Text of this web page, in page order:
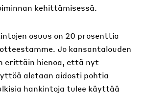
kehittämisessä.
osuus on 20 prosenttia
Jo kansantalouden
erittäin hienoa, että nyt
aletaan aidosti pohtia
hankintoja tulee käyttää